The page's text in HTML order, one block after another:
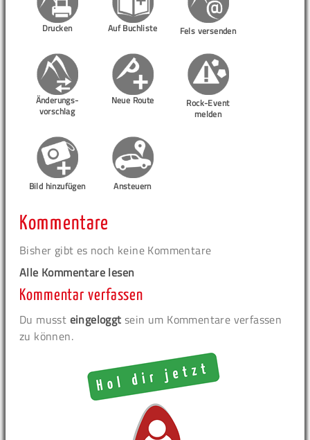
Drucken Auf Buchliste Fels versenden
Änderungs-
vorschlag
Neue Route
Rock-Event
melden
Bild hinzufügen Ansteuern
Kommentare
Bisher gibt es noch keine Kommentare
Alle Kommentare lesen
Kommentar verfassen
Du musst eingeloggt sein um Kommentare verfassen
zu können.